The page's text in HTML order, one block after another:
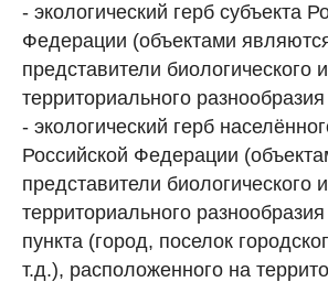
- экологический герб субъекта
Федерации (объектами
представители биологического
территориального
- экологический герб
Российской Федерации
представители биологического
территориального
пункта (город, поселок
т.д.), расположенного на